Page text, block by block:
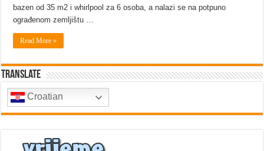
bazen od 35 m2 i whirlpool za 6 osoba, a nalazi se na potpuno
ograđenom zemljištu …
Read More »
Translate
Croatian